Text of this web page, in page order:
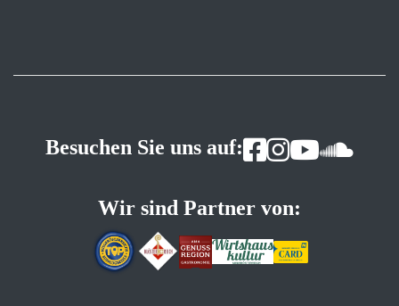
Besuchen Sie uns auf:
Wir sind Partner von: